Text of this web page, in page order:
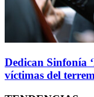
Dedican Sinfonía
víctimas del